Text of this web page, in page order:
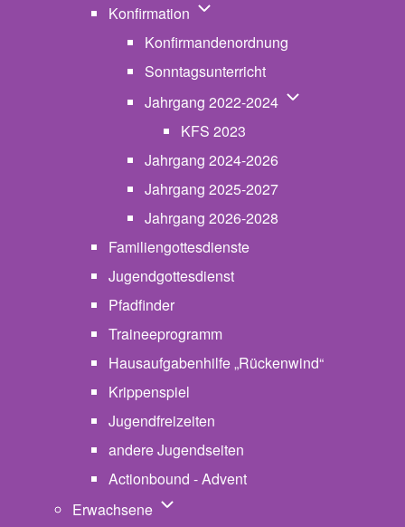
Konfirmation Unternavigation von
Konfirmandenordnung
Sonntagsunterricht
Jahrgang 2022-2024 Unternavigation
KFS 2023
Jahrgang 2024-2026
Jahrgang 2025-2027
Jahrgang 2026-2028
Familiengottesdienste
Jugendgottesdienst
Pfadfinder
Traineeprogramm
Hausaufgabenhilfe „Rückenwind“
Krippenspiel
Jugendfreizeiten
andere Jugendseiten
Actionbound - Advent
Erwachsene Unternavigation von Erwachsene